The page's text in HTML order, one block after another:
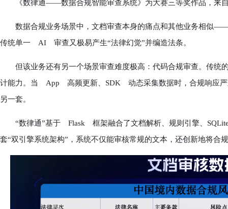
《数律通——数据合规智能审查系统》为大赛三等奖作品，来自
数据合规业务场景中，文档审查本身的痛点和其他业务相似——
传统单一 AI 审查又极易产生“法律幻觉”并编造法条。
但该业务还有另一个场景审查难度极高：代码合规审查。传统
计能力。当 App 高频更新、SDK 动态采集数据时，合规响应严
另一套。
“数律通”基于 Flask 框架融合了文档解析、规则引擎、
套“双引擎系统架构”，系统不仅能审核常规的文本，还创新地将合